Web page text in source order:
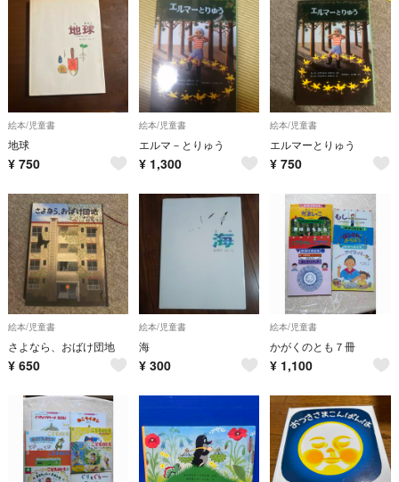
絵本/児童書
地球
¥ 750
絵本/児童書
エルマ－とりゅう
¥ 1,300
絵本/児童書
エルマーとりゅう
¥ 750
絵本/児童書
さよなら、おばけ団地
¥ 650
絵本/児童書
海
¥ 300
絵本/児童書
かがくのとも７冊
¥ 1,100